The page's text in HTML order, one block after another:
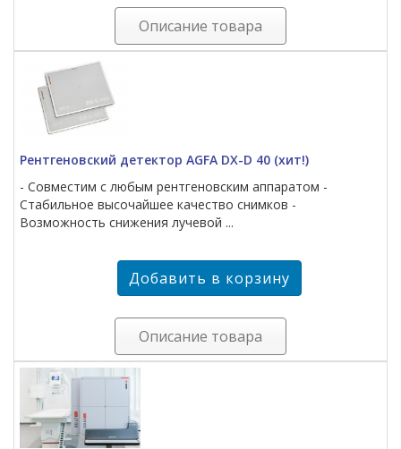
Описание товара
Рентгеновский детектор AGFA DX-D 40 (хит!)
- Совместим с любым рентгеновским аппаратом -
Стабильное высочайшее качество снимков -
Возможность снижения лучевой ...
Описание товара